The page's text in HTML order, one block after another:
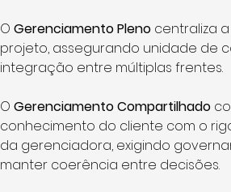
O Gerenciamento Pleno centraliza
projeto, assegurando unidade de
integração entre múltiplas frentes.
O Gerenciamento Compartilhado
conhecimento do cliente com o
da gerenciadora, exigindo
manter coerência entre decisões.